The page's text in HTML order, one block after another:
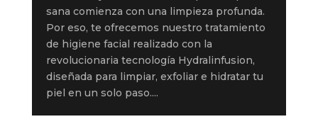
sana comienza con una limpieza profunda.
Por eso, te ofrecemos nuestro tratamiento
de higiene facial realizado con la
revolucionaria tecnología Hydralinfusion,
diseñada para limpiar, exfoliar e hidratar tu
piel en un solo paso....